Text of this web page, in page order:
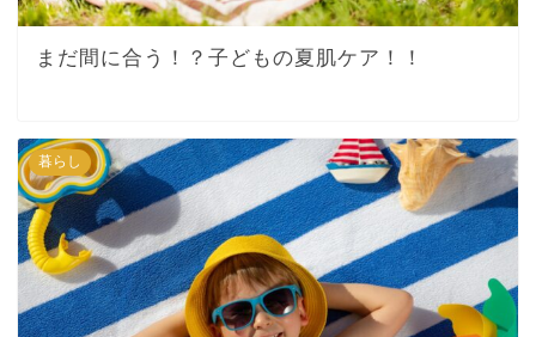
まだ間に合う！？子どもの夏肌ケア！！
暮らし